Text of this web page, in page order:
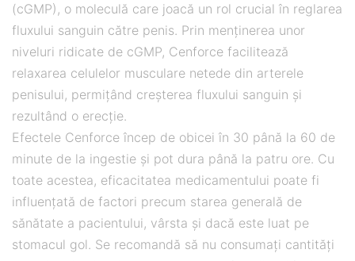
(cGMP), o moleculă care joacă un rol crucial în reglarea
fluxului sanguin către penis. Prin menținerea unor
niveluri ridicate de cGMP, Cenforce facilitează
relaxarea celulelor musculare netede din arterele
penisului, permițând creșterea fluxului sanguin și
rezultând o erecție.
Efectele Cenforce încep de obicei în 30 până la 60 de
minute de la ingestie și pot dura până la patru ore. Cu
toate acestea, eficacitatea medicamentului poate fi
influențată de factori precum starea generală de
sănătate a pacientului, vârsta și dacă este luat pe
stomacul gol. Se recomandă să nu consumați cantități